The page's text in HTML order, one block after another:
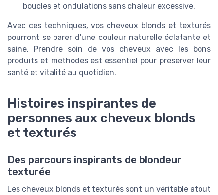
boucles et ondulations sans chaleur excessive.
Avec ces techniques, vos cheveux blonds et texturés
pourront se parer d'une couleur naturelle éclatante et
saine. Prendre soin de vos cheveux avec les bons
produits et méthodes est essentiel pour préserver leur
santé et vitalité au quotidien.
Histoires inspirantes de
personnes aux cheveux blonds
et texturés
Des parcours inspirants de blondeur
texturée
Les cheveux blonds et texturés sont un véritable atout